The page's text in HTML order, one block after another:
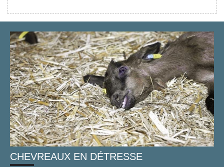
CHEVREAUX EN DÉTRESSE